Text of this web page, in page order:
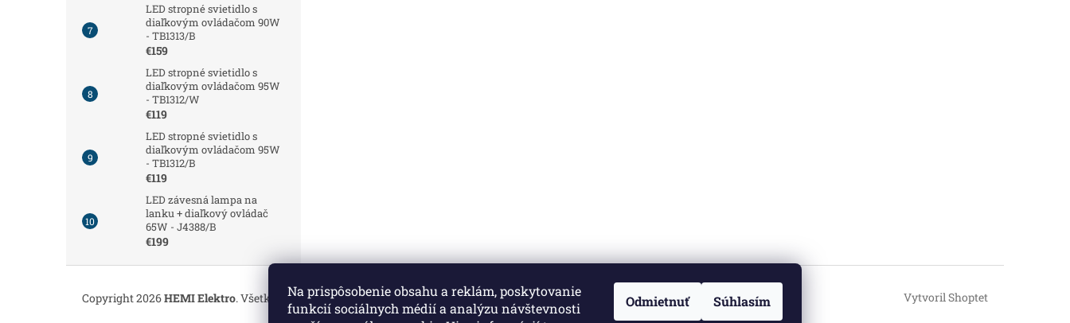
Na prispôsobenie obsahu a reklám, poskytovanie
funkcií sociálnych médií a analýzu návštevnosti
Odmietnuť Súhlasím
LED stropné svietidlo s
diaľkovým ovládačom 90W
- TB1313/B
€159
LED stropné svietidlo s
diaľkovým ovládačom 95W
- TB1312/W
€119
LED stropné svietidlo s
diaľkovým ovládačom 95W
- TB1312/B
€119
LED závesná lampa na
lanku + diaľkový ovládač
65W - J4388/B
€199
Vytvoril Shoptet
Copyright 2026HEMI Elektro. Všetky práva vyhradené.Upraviť nastavenie cookies